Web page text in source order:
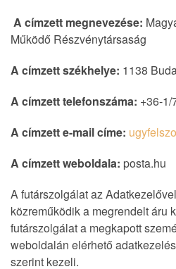
A címzett megnevezése:
Működő Részvénytársaság
A címzett székhelye: 1138
A címzett telefonszáma: +36-1/
A címzett e-mail címe:
A címzett weboldala: posta.hu
A futárszolgálat az
közreműködik a megrendelt áru
futárszolgálat a megkapott
weboldalán elérhető
szerint kezeli.